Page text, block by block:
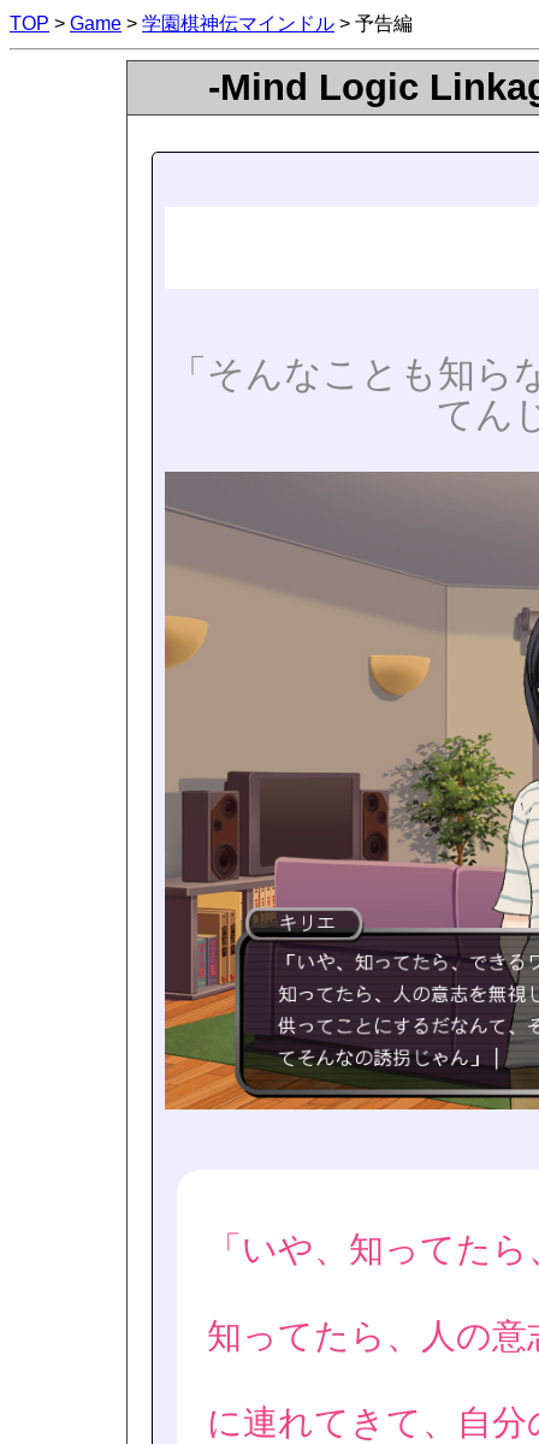
TOP > Game > 学園棋神伝マインドル > 予告編
-Mind Logic
「そんなことも知
てん
「いや、知ってた
知ってたら、人の
に連れてきて、自